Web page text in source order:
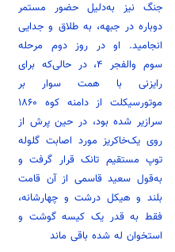
جنگ نیز به‌دلیل حضور مستمر
دوباره در جبهه، به طلاق و جدایی
انجامید. او در روز دوم مرحله
سوم والفجر ۴، در حالی‌که برای
رایزنی با همت سوار بر
موتورسیکلت از دامنه کوه ۱۸۶۰
سرازیر شده بود، در حین پرش از
روی یک‌خاکریز مورد اصابت گلوله
توپ مستقیم تانک قرار گرفت و
به‌قول سعید قاسمی از آن قامت
بلند و هیکل درشت و چهارشانه،
فقط به قدر یک کیسه گوشت و
استخوان له شده باقی ماند